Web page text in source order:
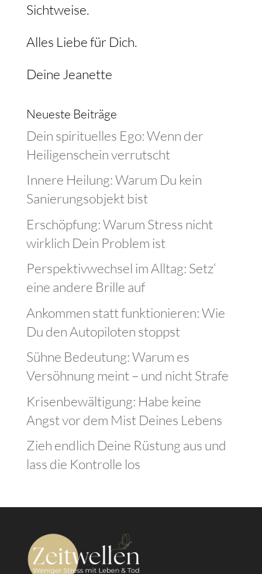
Sichtweise.
Alles Liebe für Dich.
Deine Jeanette
Neueste Beiträge
Dein spirituelles Ego: Wenn der
Heiligenschein verrutscht
Innere Heilung: Warum Du kein
Sanierungsobjekt bist
Erschöpfung: Warum Stress nicht
wirklich Dein Problem ist
Perspektivwechsel im Alltag: Setz‘
eine andere Brille auf
Ankommen statt funktionieren: Wie
Du den Autopiloten stoppst
Sühne Bedeutung: Warum es
Versöhnung meint – und nicht Strafe
Krisenbewältigung: Habe keine
Angst vor dem Mist Deines Lebens
Zieh endlich Deine Rüstung aus und
lass die Kontrolle los